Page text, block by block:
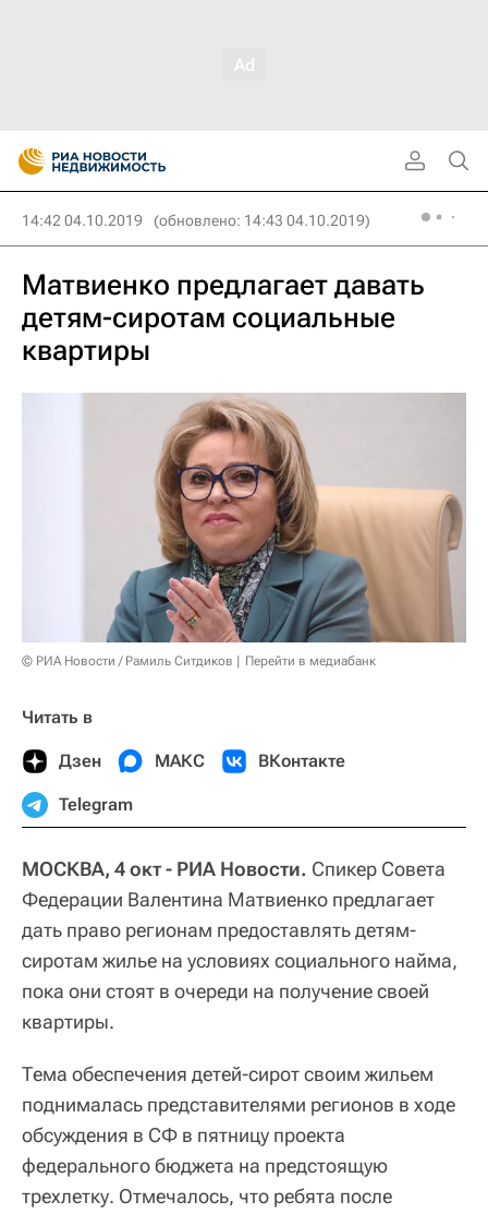
14:42 04.10.2019 (обновлено: 14:43 04.10.2019)
Матвиенко предлагает давать
детям-сиротам социальные
квартиры
© РИА Новости / Рамиль Ситдиков Перейти в медиабанк
Читать в
Дзен МАКС ВКонтакте
Telegram
МОСКВА, 4 окт - РИА Новости. Спикер Совета
Федерации Валентина Матвиенко предлагает
дать право регионам предоставлять детям-
сиротам жилье на условиях социального найма,
пока они стоят в очереди на получение своей
квартиры.
Тема обеспечения детей-сирот своим жильем
поднималась представителями регионов в ходе
обсуждения в СФ в пятницу проекта
федерального бюджета на предстоящую
трехлетку. Отмечалось, что ребята после